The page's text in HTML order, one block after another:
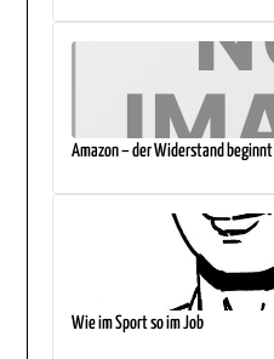
Amazon – der Widerstand beginnt
Wie im Sport so im Job